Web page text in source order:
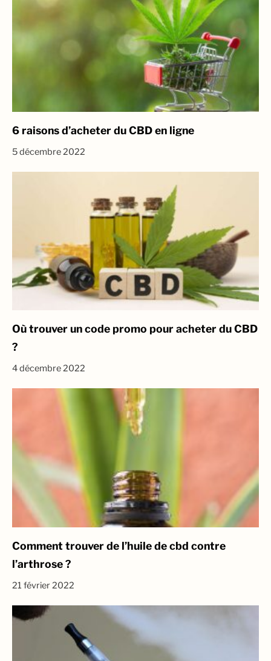
6 raisons d’acheter du CBD en ligne
5 décembre 2022
Où trouver un code promo pour acheter du CBD
?
4 décembre 2022
Comment trouver de l’huile de cbd contre
l’arthrose ?
21 février 2022